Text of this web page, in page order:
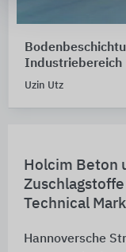
Holcim Beton
Zuschlagstoffe
Technical
Hannoversche
Industriebereich
Uzin Utz